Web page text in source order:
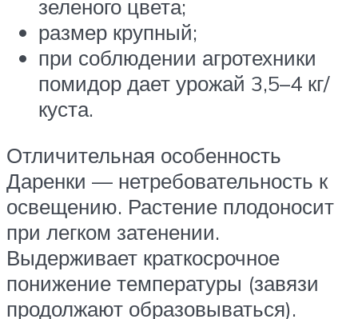
зеленого цвета;
размер крупный;
при соблюдении агротехники
помидор дает урожай 3,5–4 кг/
куста.
Отличительная особенность
Даренки — нетребовательность к
освещению. Растение плодоносит
при легком затенении.
Выдерживает краткосрочное
понижение температуры (завязи
продолжают образовываться).